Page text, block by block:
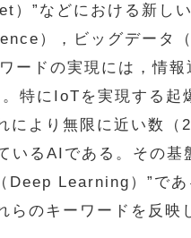
”などにおける新しい
），ビッグデータ（
ードの実現には，情
特にIoTを実現する起
り無限に近い数（2
るAIである。その
Deep Learning）”であ
のキーワードを反映